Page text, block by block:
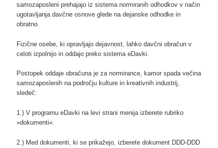
samozaposleni prehajajo iz sistema normiranih odhodkov v način
ugotavljanja davčne osnove glede na dejanske odhodke in
obratno.
Fizične osebe, ki opravljajo dejavnost, lahko davčni obračun v
celoti izpolnijo in oddajo preko sistema eDavki.
Postopek oddaje obračuna je za normirance, kamor spada večina
samozaposlenih na področju kulture in kreativnih industrij,
sledeč:
1.) V programu eDavki na levi strani menija izberete rubriko
»dokumenti«.
2.) Med dokumenti, ki se prikažejo, izberete dokument DDD-DDD